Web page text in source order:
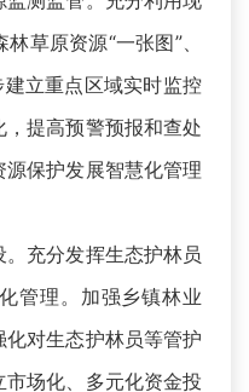
草原资源“一张图”、
立重点区域实时监控
提高预警预报和查处
保护发展智慧化管理
。充分发挥生态护林员
管理。加强乡镇林业
化对生态护林员等管护
场化、多元化资金投